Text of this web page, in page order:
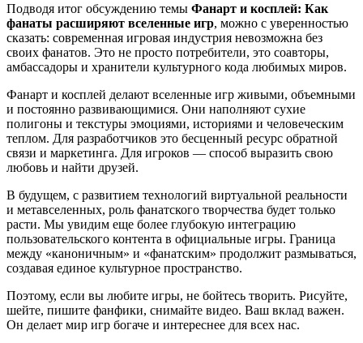
Подводя итог обсуждению темы Фанарт и косплей: Как
фанаты расширяют вселенные игр, можно с уверенностью
сказать: современная игровая индустрия невозможна без
своих фанатов. Это не просто потребители, это соавторы,
амбассадоры и хранители культурного кода любимых миров.
Фанарт и косплей делают вселенные игр живыми, объемными
и постоянно развивающимися. Они наполняют сухие
полигоны и текстуры эмоциями, историями и человеческим
теплом. Для разработчиков это бесценный ресурс обратной
связи и маркетинга. Для игроков — способ выразить свою
любовь и найти друзей.
В будущем, с развитием технологий виртуальной реальности
и метавселенных, роль фанатского творчества будет только
расти. Мы увидим еще более глубокую интеграцию
пользовательского контента в официальные игры. Граница
между «каноничным» и «фанатским» продолжит размываться,
создавая единое культурное пространство.
Поэтому, если вы любите игры, не бойтесь творить. Рисуйте,
шейте, пишите фанфики, снимайте видео. Ваш вклад важен.
Он делает мир игр богаче и интереснее для всех нас.